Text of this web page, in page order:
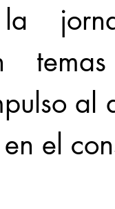
al
el